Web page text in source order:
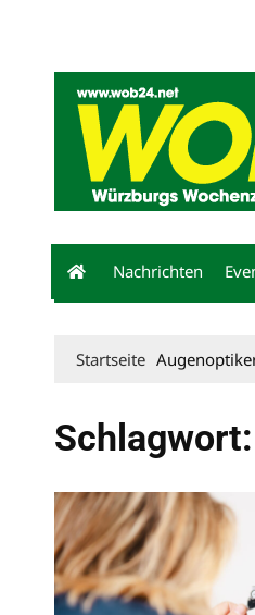
Nachrichten
Startseite
Schlagwort: